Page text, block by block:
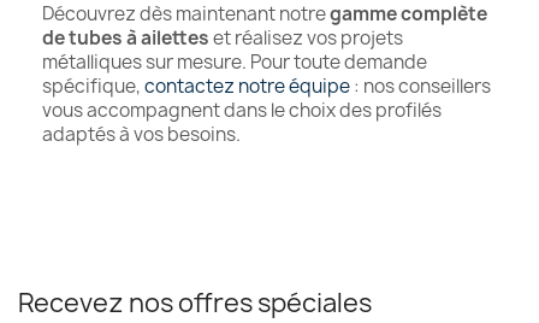
Découvrez dès maintenant notregamme complète
de tubes à ailetteset réalisez vos projets
métalliques sur mesure. Pour toute demande
spécifique,contactez notre équipe: nos conseillers
vous accompagnent dans le choix des profilés
adaptés à vos besoins.
Recevez nos offres spéciales